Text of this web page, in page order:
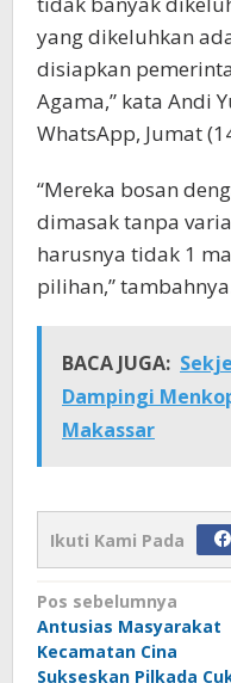
yang dikeluhkan
disiapkan
Agama,” kata Andi
WhatsApp, Jumat
“Mereka bosan
dimasak tanpa
harusnya tidak 1
pilihan,”
BACA JUGA:
Dampingi
Makassar
Ikuti Kami Pada
Navigasi
pos
Pos sebelumnya
Antusias Masyarakat
Kecamatan Cina
Sukseskan Pilkada